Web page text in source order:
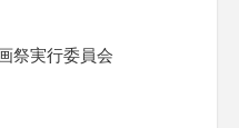
祭実行委員会